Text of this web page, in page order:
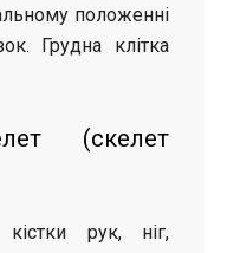
положенні
Грудна клітка
(скелет
рук, ніг,